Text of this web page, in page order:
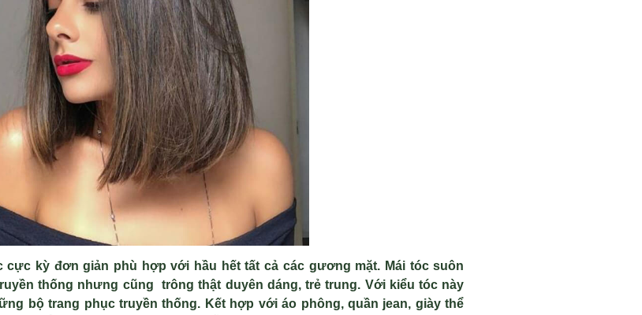
cực kỳ đơn giản phù hợp với hầu hết tất cả các gương mặt. Mái tóc suôn
thống nhưng cũng trông thật duyên dáng, trẻ trung. Với kiểu tóc này
ững bộ trang phục truyền thống. Kết hợp vớiáo phông, quần jean, giày thể